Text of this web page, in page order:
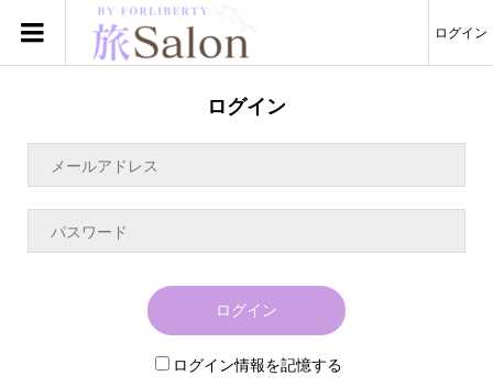
ログイン
ログイン
ログイン
ログイン情報を記憶する